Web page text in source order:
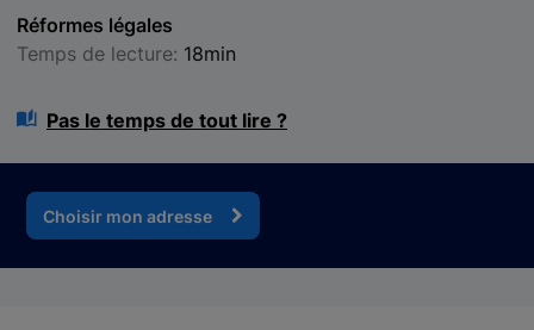
Réformes légales
Temps de lecture: 18min
Pas le temps de tout lire ?
Choisir mon adresse